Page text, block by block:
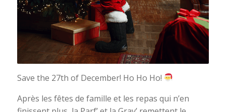
Save the 27th of December! Ho Ho Ho!
Après les fêtes de famille et les repas qui n’en